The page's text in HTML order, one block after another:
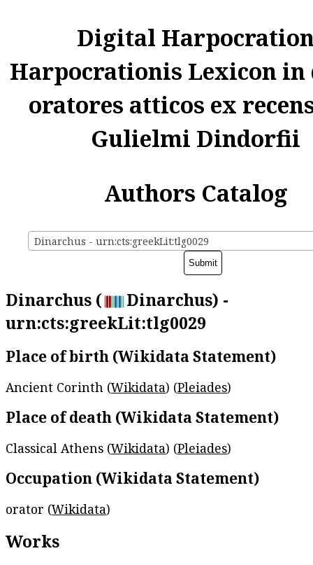
Digital
Harpocrationis Lexicon in
oratores atticos ex
Gulielmi Dindorfii
Authors Catalog
Dinarchus - urn:cts:greekLit:tlg0029
Dinarchus (
Dinarchus) -
urn:cts:greekLit:tlg0029
Place of birth (Wikidata Statement)
Ancient Corinth (Wikidata) (Pleiades)
Place of death (Wikidata Statement)
Classical Athens (Wikidata) (Pleiades)
Occupation (Wikidata Statement)
orator (Wikidata)
Works